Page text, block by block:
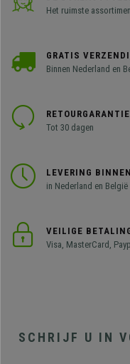
Het ruimste
GRATIS
Binnen Nederland en
RETOURGARANTIE
Tot 30 dagen
LEVERING
in Nederland en België
VEILIGE
Visa, MasterCard,
SCHRIJF U IN